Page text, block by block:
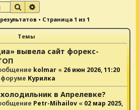
Поиск
• Страница 1 из 1
Темы
вывела сайт форекс-
kolmar « 26 июн 2026, 11:20
Курилка
в Апрелевке?
Petr-Mihailov « 02 мар 2025,